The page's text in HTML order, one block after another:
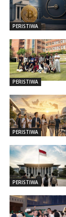
PERISTIWA
PERISTIWA
PERISTIWA
PERISTIWA